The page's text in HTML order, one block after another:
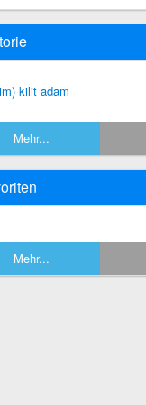
kilit adam
Mehr...
Mehr...